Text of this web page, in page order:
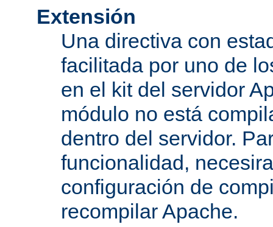
Extensión
Una directiva con
facilitada por uno de
en el kit del servidor
módulo no está
dentro del servidor.
funcionalidad,
configuración de
recompilar Apache.